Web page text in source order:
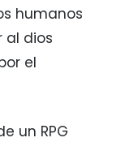
humanos
al dios
el
un RPG